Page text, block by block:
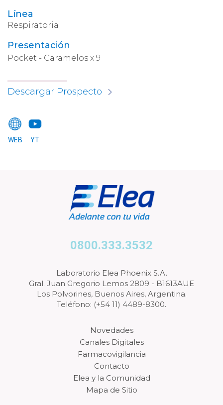
Línea
Respiratoria
Presentación
Pocket - Caramelos x 9
Descargar Prospecto
WEB YT
0800.333.3532
Laboratorio Elea Phoenix S.A.
Gral. Juan Gregorio Lemos 2809 - B1613AUE
Los Polvorines, Buenos Aires, Argentina.
Teléfono: (+54 11) 4489-8300.
Novedades
Canales Digitales
Farmacovigilancia
Contacto
Elea y la Comunidad
Mapa de Sitio